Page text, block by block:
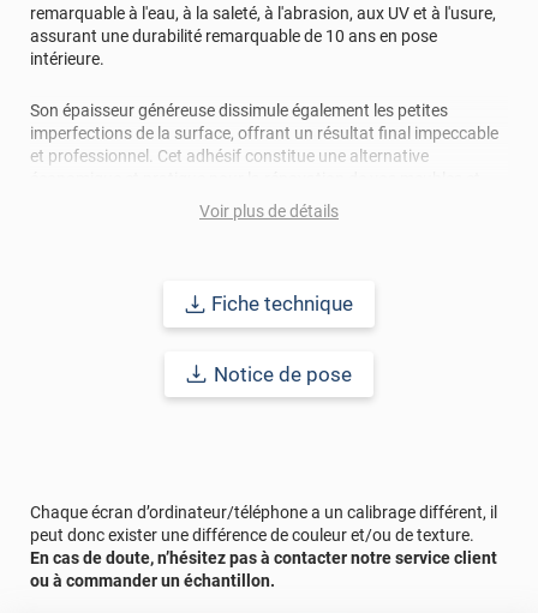
remarquable à l'eau, à la saleté, à l'abrasion, aux UV et à l'usure,
assurant une durabilité remarquable de 10 ans en pose
intérieure.
Son épaisseur généreuse dissimule également les petites
imperfections de la surface, offrant un résultat final impeccable
et professionnel. Cet adhésif constitue une alternative
pièces, vous permettant de donner une nouvelle vie à votre
mobilier sans nécessiter d'investissement dans du neuf.
standards, en fait un choix pratique et durable pour votre
garantissant ainsi une application homogène et esthétique sur
professionnelle. Transformez votre espace intérieur avec cet
adhésif décoratif polyvalent, fusionnant fonctionnalité,
esthétique et longévité ! Offrant une alternative moderne à la
peinture traditionnelle, cet adhésif vous permet d'exprimer votre
Voir plus de détails
Fiche technique
Notice de pose
Chaque écran d’ordinateur/téléphone a un calibrage différent, il
peut donc exister une différence de couleur et/ou de texture.
En cas de doute, n’hésitez pas à contacter notre service client
ou à commander un échantillon.